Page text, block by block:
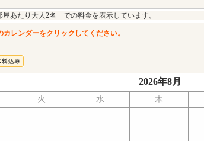
あたり大人2名 での料金を表示しています。
カレンダーをクリックしてください。
2026年8月
火 水 木